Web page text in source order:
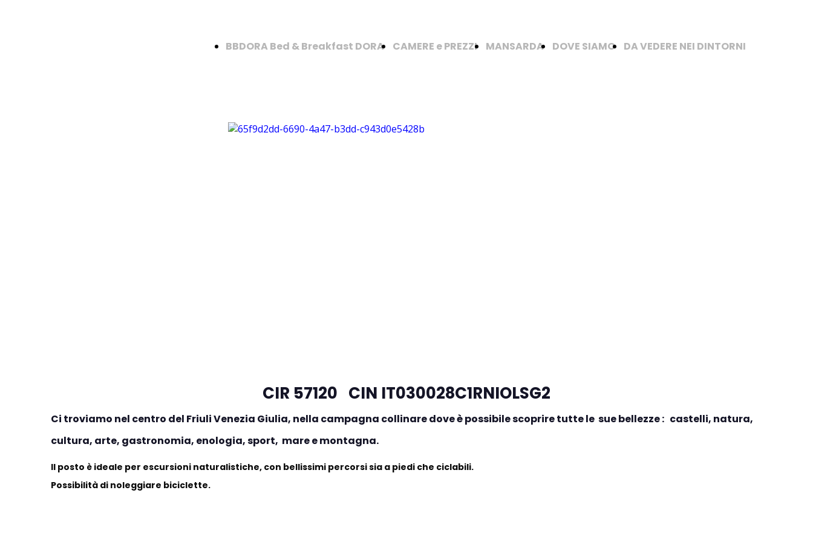
BBDORA Bed & Breakfast DORA CAMERE e PREZZI MANSARDA DOVE SIAMO DA VEDERE NEI DINTORNI
CIR 57120 CIN IT030028C1RNIOLSG2
Ci troviamo nel centro del Friuli Venezia Giulia, nella campagna collinare dove è possibile scoprire tutte le sue bellezze : castelli, natura,
cultura, arte, gastronomia, enologia, sport, mare e montagna.
Il posto è ideale per escursioni naturalistiche, con bellissimi percorsi sia a piedi che ciclabili.
Possibilità di noleggiare biciclette.